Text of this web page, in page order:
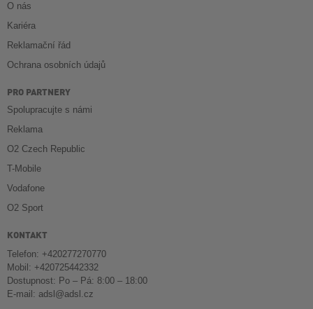
O nás
Kariéra
Reklamační řád
Ochrana osobních údajů
PRO PARTNERY
Spolupracujte s námi
Reklama
O2 Czech Republic
T-Mobile
Vodafone
O2 Sport
KONTAKT
Telefon: +420277270770
Mobil: +420725442332
Dostupnost: Po – Pá: 8:00 – 18:00
E-mail: adsl@adsl.cz